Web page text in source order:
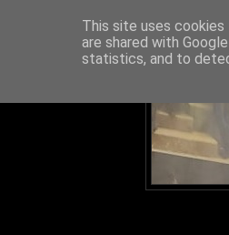
This site uses
are shared with
statistics, and to